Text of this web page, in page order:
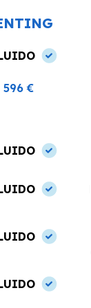
596 €